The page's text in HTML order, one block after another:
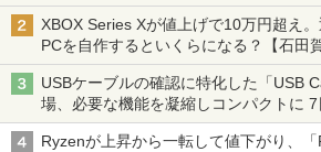
XBOX Series Xが値上げで10万円超え
PCを自作するといくらになる？【石田
ーム』】
USBケーブルの確認に特化した「USB
場、必要な機能を凝縮しコンパクトに 7
Ryzenが上昇から一転して値下がり、